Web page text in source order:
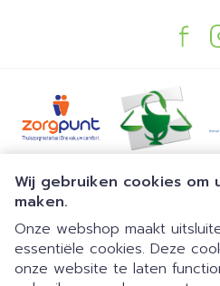
Wij gebruiken cookies
maken.
Onze webshop maakt
essentiële cookies. Deze
onze website te laten
Juridische links